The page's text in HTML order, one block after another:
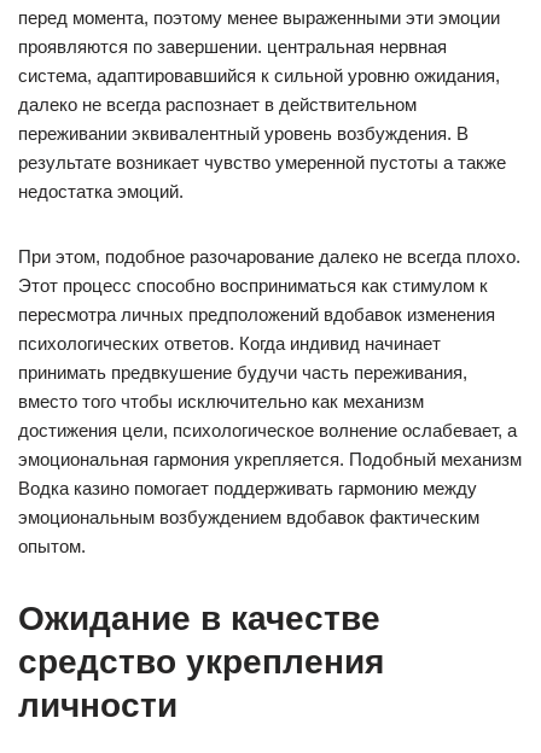
перед момента, поэтому менее выраженными эти эмоции
проявляются по завершении. центральная нервная
система, адаптировавшийся к сильной уровню ожидания,
далеко не всегда распознает в действительном
переживании эквивалентный уровень возбуждения. В
результате возникает чувство умеренной пустоты а также
недостатка эмоций.
При этом, подобное разочарование далеко не всегда плохо.
Этот процесс способно восприниматься как стимулом к
пересмотра личных предположений вдобавок изменения
психологических ответов. Когда индивид начинает
принимать предвкушение будучи часть переживания,
вместо того чтобы исключительно как механизм
достижения цели, психологическое волнение ослабевает, а
эмоциональная гармония укрепляется. Подобный механизм
Водка казино помогает поддерживать гармонию между
эмоциональным возбуждением вдобавок фактическим
опытом.
Ожидание в качестве
средство укрепления
личности